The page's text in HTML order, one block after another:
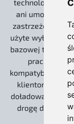
ani umową
zastrzeżonym
użyte wyłącznie
bazowej
pracujemy.
kompatybilności
klientom
doładowania
drogę do